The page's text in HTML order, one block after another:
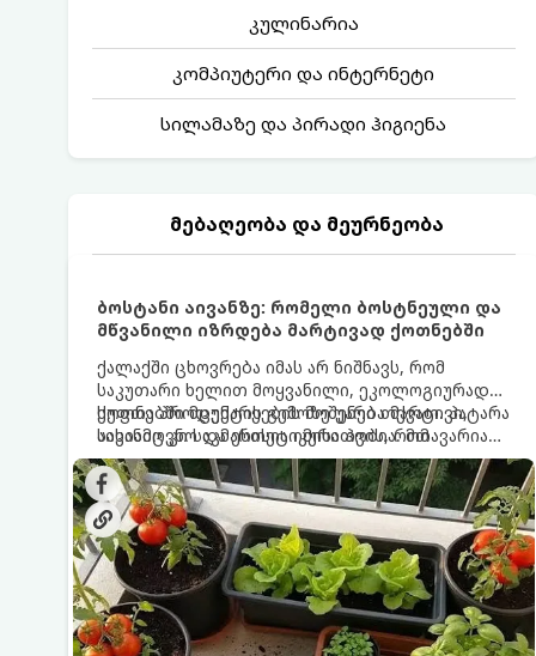
კულინარია
კომპიუტერი და ინტერნეტი
სილამაზე და პირადი ჰიგიენა
მებაღეობა და მეურნეობა
ბოსტანი აივანზე: რომელი ბოსტნეული და
მწვანილი იზრდება მარტივად ქოთნებში
ქალაქში ცხოვრება იმას არ ნიშნავს, რომ
საკუთარი ხელით მოყვანილი, ეკოლოგიურად
სუფთა პროდუქტის გემოზე უარი თქვათ. პატარა
აივანიც კი საკმარისია იმისათვის, რომ
მოიწყოთ მინი-ბოსტანი, საიდანაც
ყოველდღიურად ახალ, არომატულ მწვანილსა
და ბოსტნეულს მოკრეფთ.
ქოთნებში მცენარეების მოშენება მარტივი,
სასიამოვნო და ესთეტიკური ჰობია. მთავარია
იცოდეთ, რომელი კულტურები ეგუებიან
ქოთნის პირობებს ყველაზე კარგად და როგორ
მოუაროთ მათ სწორად.